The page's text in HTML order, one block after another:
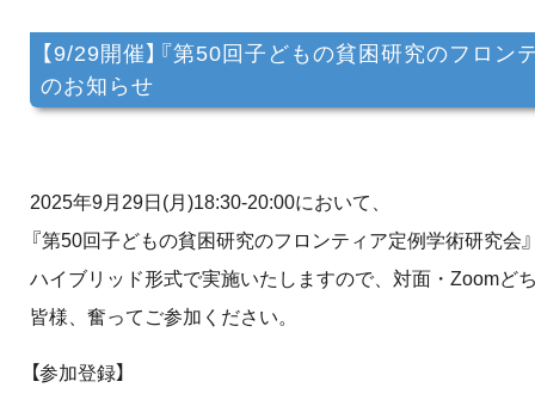
【9/29開催】『第50回子どもの貧困研究のフロン
のお知らせ
2025年9月29日(月)18:30-20:00において、
『第50回子どもの貧困研究のフロンティア定例学術研究会
ハイブリッド形式で実施いたしますので、対面・Zoomど
皆様、奮ってご参加ください。
【参加登録】